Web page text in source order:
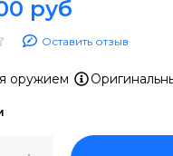
руб
Оставить отзыв
оружием